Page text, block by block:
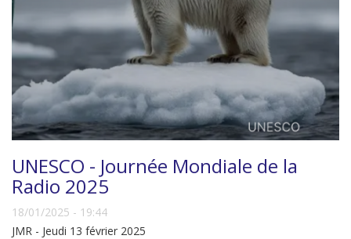
UNESCO - Journée Mondiale de la
Radio 2025
18/01/2025 - 19:44
JMR - Jeudi 13 février 2025